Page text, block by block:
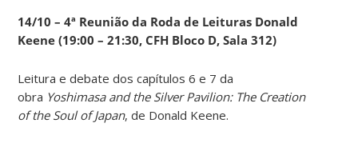
14/10 – 4ª Reunião da Roda de Leituras Donald
Keene (19:00 – 21:30, CFH Bloco D, Sala 312)
Leitura e debate dos capítulos 6 e 7 da
obra Yoshimasa and the Silver Pavilion: The Creation
of the Soul of Japan, de Donald Keene.